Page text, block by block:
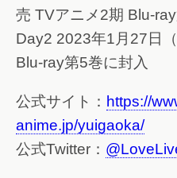
売 TVアニメ2期 Blu-
Day2 2023年1月27日
Blu-ray第5巻に封入
公式サイト： https://
anime.jp/yuigaoka/
公式Twitter：